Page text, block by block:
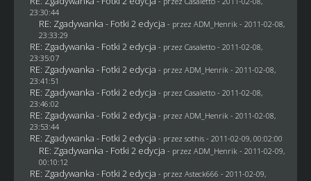
23:30:44
RE: Zgadywanka - Fotki 2 edycja - przez ADM_Henrik - 2011-02-08,
23:33:29
RE: Zgadywanka - Fotki 2 edycja - przez Casaletto- 2011-02-08,
23:35:07
RE: Zgadywanka - Fotki 2 edycja - przez ADM_Henrik - 2011-02-08,
23:41:51
RE: Zgadywanka - Fotki 2 edycja - przez Casaletto- 2011-02-08,
23:46:02
RE: Zgadywanka - Fotki 2 edycja - przez ADM_Henrik - 2011-02-08,
23:53:44
RE: Zgadywanka - Fotki 2 edycja - przez sothis- 2011-02-09, 00:02:00
RE: Zgadywanka - Fotki 2 edycja - przez ADM_Henrik - 2011-02-09,
00:10:12
RE: Zgadywanka - Fotki 2 edycja - przez Asteck666 - 2011-02-09,